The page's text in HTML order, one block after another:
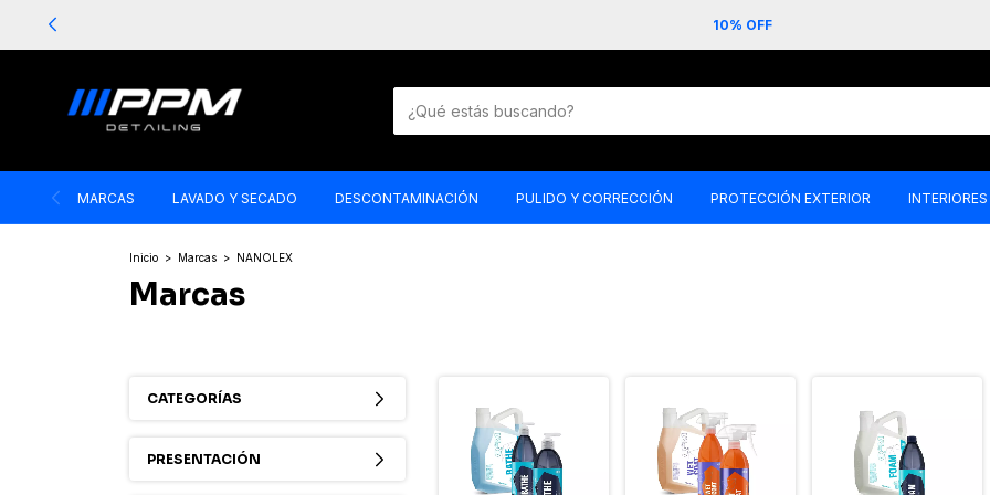
10% OFF
MARCAS LAVADO Y SECADO DESCONTAMINACIÓN PULIDO Y CORRECCIÓN PROTECCIÓN EXTERIOR INTERIORES
Inicio > Marcas > NANOLEX
Marcas
CATEGORÍAS
PRESENTACIÓN